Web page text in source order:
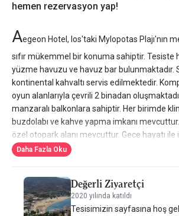
hemen rezervasyon yap!
Aegeon Hotel, Ios'taki Mylopotas Plajı'nın
sıfır mükemmel bir konuma sahiptir. Tesiste
yüzme havuzu ve havuz bar bulunmaktadır.
kontinental kahvaltı servis edilmektedir.
oyun alanlarıyla çevrili 2 binadan
manzaralı balkonlara sahiptir. Her birimde
buzdolabı ve kahve yapma imkanı
özel otopark alanı mevcuttur. Gece hayatı ile
plajları ve tipik Ege mimarisi ile çok sayıda
Daha Fazla Oku
Değerli Ziyaretçi
2020 yılında katıldı
Tesisimizin sayfasına hoş